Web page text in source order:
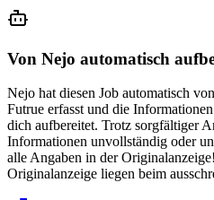
Von Nejo automatisch
Nejo hat diesen Job automatisch
Futrue erfasst und die
dich aufbereitet. Trotz sorgfältiger
Informationen unvollständig oder
alle Angaben in der
Originalanzeige liegen beim